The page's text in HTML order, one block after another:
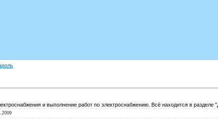
и выполнение работ по электроснабжению. Всё находится в разделе